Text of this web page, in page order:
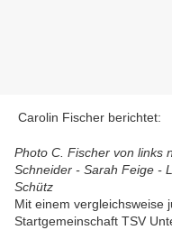
Carolin Fischer berichtet:
Photo C. Fischer von links
Schneider - Sarah Feige -
Schütz
Mit einem vergleichsweise
Startgemeinschaft TSV